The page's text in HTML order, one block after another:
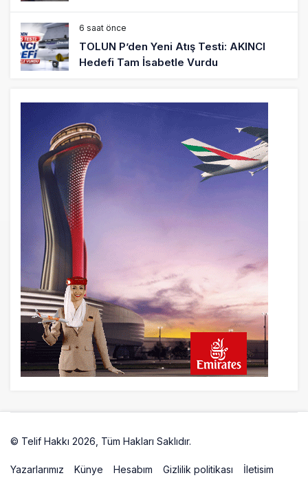
6 saat önce
TOLUN P’den Yeni Atış Testi: AKINCI
Hedefi Tam İsabetle Vurdu
Türkiye’nin Milli Motor Projelerinde Yeni
Dönem: TEI TEKNOLOJİ Kuruldu
22 saat önce
SunExpress Günlük Yolcu Rekorunu 72
Bin 340’a Çıkardı
23 saat önce
İstanbul Havalimanı’nın 4. Pistinde İlk
Test Uçuşu Yapıldı
23 saat önce
Aslıhan Güven, Airport Leader of the
Future Finalisti Oldu
© Telif Hakkı 2026, Tüm Hakları Saklıdır.
Yazarlarımız Künye Hesabım Gizlilik politikası İletisim